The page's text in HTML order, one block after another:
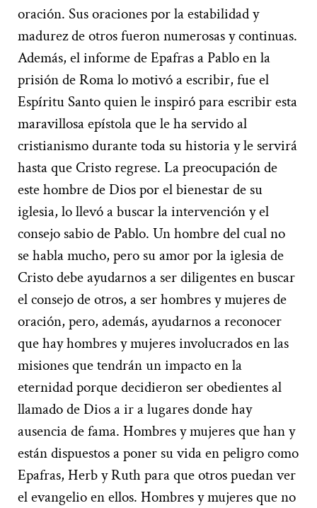
oración. Sus oraciones por la estabilidad y
madurez de otros fueron numerosas y continuas.
Además, el informe de Epafras a Pablo en la
prisión de Roma lo motivó a escribir, fue el
Espíritu Santo quien le inspiró para escribir esta
maravillosa epístola que le ha servido al
cristianismo durante toda su historia y le servirá
hasta que Cristo regrese. La preocupación de
este hombre de Dios por el bienestar de su
iglesia, lo llevó a buscar la intervención y el
consejo sabio de Pablo. Un hombre del cual no
se habla mucho, pero su amor por la iglesia de
Cristo debe ayudarnos a ser diligentes en buscar
el consejo de otros, a ser hombres y mujeres de
oración, pero, además, ayudarnos a reconocer
que hay hombres y mujeres involucrados en las
misiones que tendrán un impacto en la
eternidad porque decidieron ser obedientes al
llamado de Dios a ir a lugares donde hay
ausencia de fama. Hombres y mujeres que han y
están dispuestos a poner su vida en peligro como
Epafras, Herb y Ruth para que otros puedan ver
el evangelio en ellos. Hombres y mujeres que no